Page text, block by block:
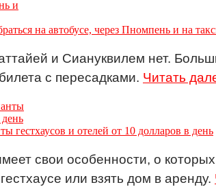
на автобусе, через Пномпень и на
и Сиануквилем нет.
с пересадками. Читать
гестхаусов и отелей от 10 долларов в день
свои особенности, о
или взять дом в аренду.